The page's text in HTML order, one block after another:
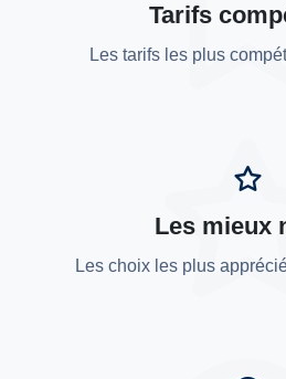
Tarifs
Les tarifs les plus
Les mieux
Les choix les plus